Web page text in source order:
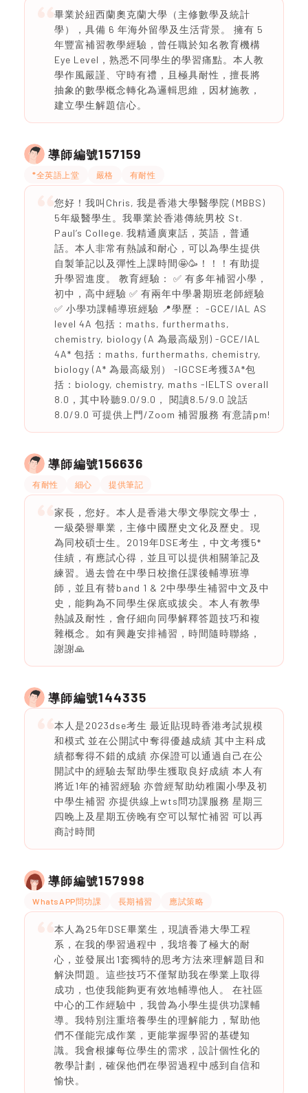
畢業於紐西蘭奧克蘭大學（主修數學及統計
學），具備 6 年海外留學及生活背景。 擁有 5
年豐富補習教學經驗，曾任職於知名教育機構
Eye Level，熟悉不同學生的學習痛點。本人教
學作風嚴謹、守時有禮，且極具耐性，擅長將
抽象的數學概念轉化為邏輯思維，因材施教，
建立學生解題信心。
導師編號157159
*全英語上堂 嚴格 有耐性
您好！我叫Chris, 我是香港大學醫學院 (MBBS)
5年級醫學生。我畢業於香港傳統男校 St.
Paul’s College. 我精通廣東話，英語，普通
話。本人非常有熱誠和耐心，可以為學生提供
自製筆記以及彈性上課時間🤩🥳！！！有助提
升學習進度。 教育經驗： ✅ 有多年補習小學，
初中，高中經驗 ✅ 有兩年中學暑期班老師經驗
✅ 小學功課輔導班經驗 📍學歷： -GCE/IAL AS
level 4A 包括：maths, furthermaths,
chemistry, biology (A 為最高級別) -GCE/IAL
4A* 包括：maths, furthermaths, chemistry,
biology (A* 為最高級別） -IGCSE考獲3A*包
括：biology, chemistry, maths -IELTS overall
8.0，其中聆聽9.0/9.0， 閱讀8.5/9.0 說話
8.0/9.0 可提供上門/Zoom 補習服務 有意請pm!
導師編號156636
有耐性 細心 提供筆記
家長，您好。本人是香港大學文學院文學士，
一級榮譽畢業，主修中國歷史文化及歷史。現
為同校碩士生。2019年DSE考生，中文考獲5*
佳績，有應試心得，並且可以提供相關筆記及
練習。過去曾在中學日校擔任課後輔導班導
師，並且有替band 1 & 2中學學生補習中文及中
史，能夠為不同學生保底或拔尖。本人有教學
熱誠及耐性，會仔細向同學解釋答題技巧和複
雜概念。如有興趣安排補習，時間隨時聯絡，
謝謝🙏
導師編號144335
本人是2023dse考生 最近貼現時香港考試規模
和模式 並在公開試中奪得優越成績 其中主科成
績都奪得不錯的成績 亦保證可以通過自己在公
開試中的經驗去幫助學生獲取良好成績 本人有
將近1年的補習經驗 亦曾經幫助幼稚園小學及初
中學生補習 亦提供線上wts問功課服務 星期三
四晚上及星期五傍晚有空可以幫忙補習 可以再
商討時間
導師編號157998
WhatsAPP問功課 長期補習 應試策略
本人為25年DSE畢業生，現讀香港大學工程
系，在我的學習過程中，我培養了極大的耐
心，並發展出1套獨特的思考方法來理解題目和
解決問題。這些技巧不僅幫助我在學業上取得
成功，也使我能夠更有效地輔導他人。 在社區
中心的工作經驗中，我曾為小學生提供功課輔
導。我特別注重培養學生的理解能力，幫助他
們不僅能完成作業，更能掌握學習的基礎知
識。我會根據每位學生的需求，設計個性化的
教學計劃，確保他們在學習過程中感到自信和
愉快。